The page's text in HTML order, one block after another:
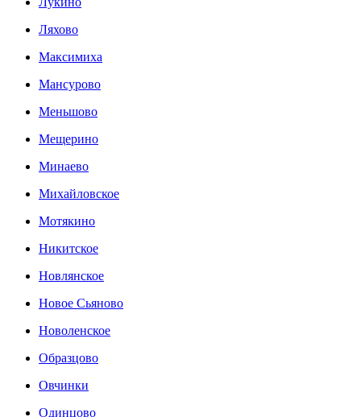
Ляхово
Максимиха
Мансурово
Меньшово
Мещерино
Минаево
Михайловское
Мотякино
Никитское
Новлянское
Новое Сьяново
Новоленское
Образцово
Овчинки
Одинцово